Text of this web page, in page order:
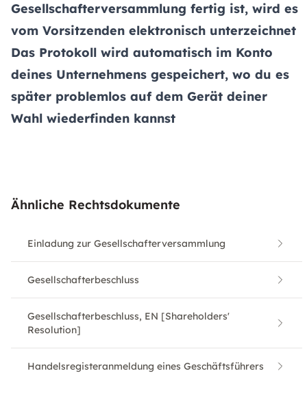
Gesellschafterversammlung fertig ist, wird es
vom Vorsitzenden elektronisch unterzeichnet
Das Protokoll wird automatisch im Konto
deines Unternehmens gespeichert, wo du es
später problemlos auf dem Gerät deiner
Wahl wiederfinden kannst
Ähnliche Rechtsdokumente
Einladung zur Gesellschafterversammlung
Gesellschafterbeschluss
Gesellschafterbeschluss, EN [Shareholders'
Resolution]
Handelsregisteranmeldung eines Geschäftsführers